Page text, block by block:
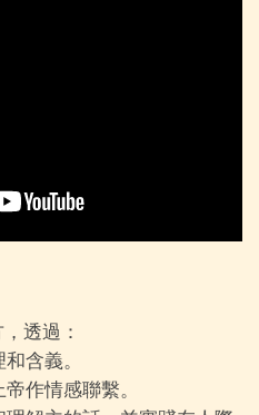
透過：
含義。
作情感聯繫。